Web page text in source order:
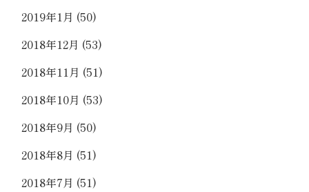
2019年1月 (50)
2018年12月 (53)
2018年11月 (51)
2018年10月 (53)
2018年9月 (50)
2018年8月 (51)
2018年7月 (51)